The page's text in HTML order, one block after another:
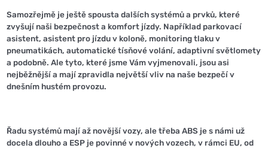
Samozřejmě je ještě spousta dalších systémů a prvků, které
zvyšují naši bezpečnost a komfort jízdy. Například parkovací
asistent, asistent pro jízdu v koloně, monitoring tlaku v
pneumatikách, automatické tísňové volání, adaptivní světlomety
a podobně. Ale tyto, které jsme Vám vyjmenovali, jsou asi
nejběžnější a mají zpravidla největší vliv na naše bezpečí v
dnešním hustém provozu.
Řadu systémů mají až novější vozy, ale třeba ABS je s námi už
docela dlouho a ESP je povinné v nových vozech, v rámci EU, od